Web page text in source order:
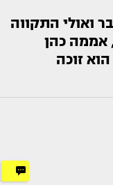
ואולי התקווה
אממה כהן
זוכה